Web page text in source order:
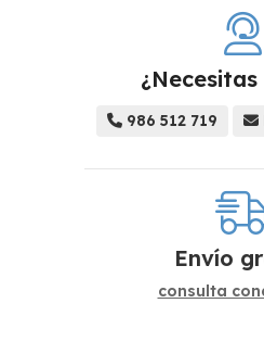
986 512 719
Envío
consulta